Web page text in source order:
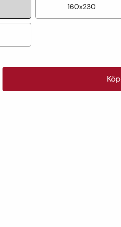
160x230
Köp